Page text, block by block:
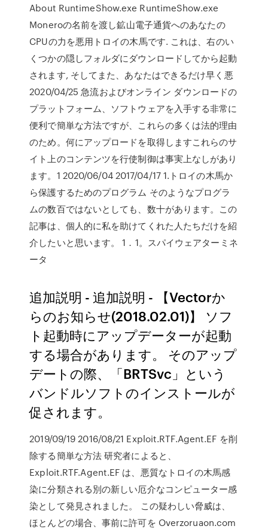
About RuntimeShow.exe RuntimeShow.exe
Moneroの名前を渡し鉱山電子通貨へのあなたの
CPUの力を悪用トロイの木馬です. これは、右のい
くつかの隠しフォルダにダウンロードしてから起動
されます, そしてまた、あなたはできるだけ早く悪
2020/04/25 急流およびオンライン ダウンロードの
プラットフォーム、ソフトウェアを入手する非常に
便利で簡単な方法ですが、これらの多くは法的理由
のため。何にアップロードを取得しますこれらのサ
イト上のコンテンツを行使制御は事実上なしがあり
ます。1 2020/06/04 2017/04/17 1.トロイの木馬か
ら保護するためのプログラム そのようなプログラ
ムの数百ではないとしても、数十があります。この
記事は、個人的に私を助けてくれた人たちだけを紹
介したいと思います。 1．1。スパイウェアターミネ
ータ
追加説明 - 追加説明 - 【Vectorか
らのお知らせ(2018.02.01)】 ソフ
ト起動時にアップデーターが起動
する場合があります。 そのアップ
デートの際、「BRTSvc」という
バンドルソフトのインストールが
促されます。
2019/09/19 2016/08/21 Exploit.RTF.Agent.EF を削
除する簡単な方法 研究者によると、
Exploit.RTF.Agent.EF は、悪質なトロイの木馬感
染に分類される別の新しい厄介なコンピューター感
染として発見されました。 この疑わしい脅威は、
ほとんどの場合、事前に許可を Overzoruaon.com